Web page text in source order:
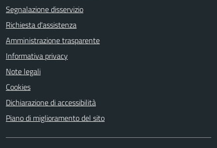
Segnalazione disservizio
Richiesta d'assistenza
Amministrazione trasparente
Informativa privacy
Note legali
Cookies
Dichiarazione di accessibilità
Piano di miglioramento del sito